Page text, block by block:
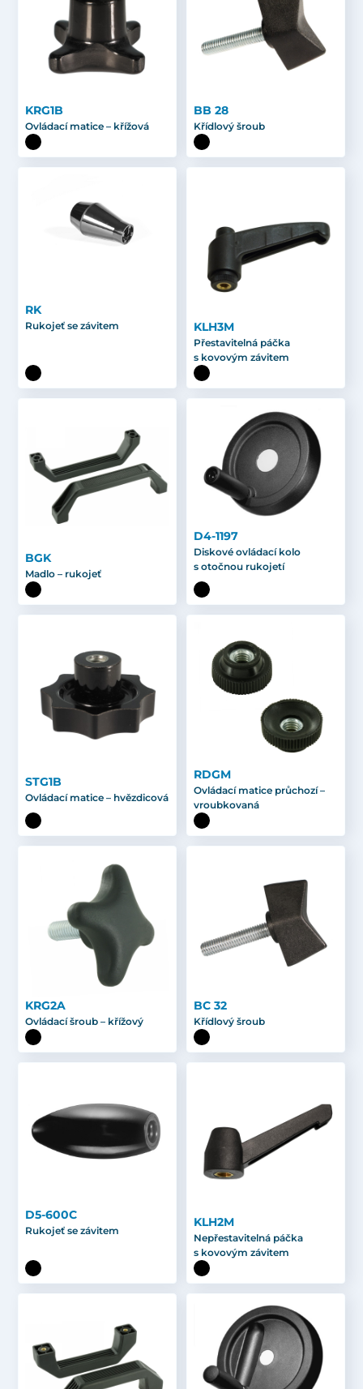
KRG1B
Ovládací matice – křížová
BB 28
Křídlový šroub
RK
Rukojeť se závitem KLH3M
Přestavitelná páčka
s kovovým závitem
BGK
Madlo – rukojeť
D4-1197
Diskové ovládací kolo
s otočnou rukojetí
STG1B
Ovládací matice – hvězdicová
RDGM
Ovládací matice průchozí –
vroubkovaná
KRG2A
Ovládací šroub – křížový
BC 32
Křídlový šroub
D5-600C
Rukojeť se závitem
KLH2M
Nepřestavitelná páčka
s kovovým závitem